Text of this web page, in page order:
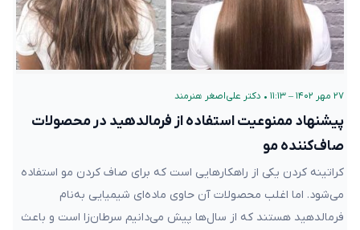
۲۷ مهر ۱۴۰۲ – ۱۱:۱۳ • دکتر علی‌اصغر هنرمند
پیشنهاد ممنوعیت استفاده از فرمالدهید در محصولات
صاف‌کننده مو
کراتینه کردن یکی از راهکارهایی است که برای صاف کردن مو استفاده
می‌شود. اما اغلب محصولات آن حاوی ماده‌ای شیمیایی به‌نام
فرمالدهید هستند که از سال‌ها پیش می‌دانیم سرطان‌زا است و باعث